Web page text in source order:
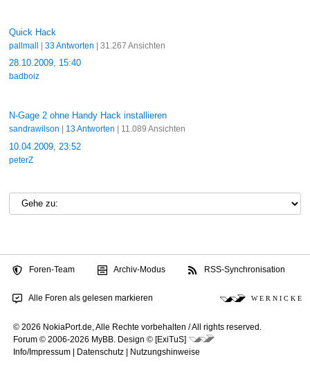
Quick Hack
pallmall 33 Antworten | 31.267 Ansichten
28.10.2009, 15:40
badboiz
N-Gage 2 ohne Handy Hack installieren
sandrawilson 13 Antworten | 11.089 Ansichten
10.04.2009, 23:52
peterZ
Foren-Team Archiv-Modus RSS-Synchronisation
Alle Foren als gelesen markieren W E R N I C K E
© 2026 NokiaPort.de, Alle Rechte vorbehalten /All rights reserved.
Forum © 2006-2026 MyBB
Design © [ExiTuS]
Info/Impressum
Datenschutz Nutzungshinweise